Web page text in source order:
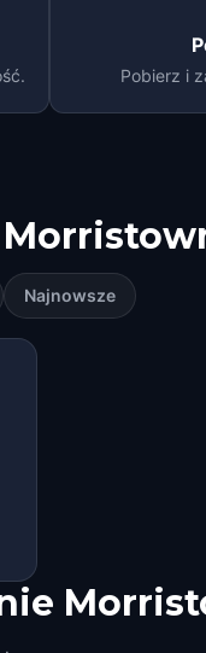
Pobierz i
Najnowsze